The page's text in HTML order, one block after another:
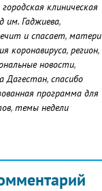
клиническая
им. Гаджиева,
и спасает, матери
коронавируса, регион,
новости,
Дагестан, спасибо
программа для
, темы недели